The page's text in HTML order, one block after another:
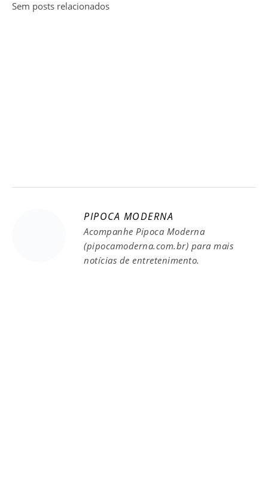
Sem posts relacionados
PIPOCA MODERNA
Acompanhe Pipoca Moderna
(pipocamoderna.com.br) para mais
notícias de entretenimento.